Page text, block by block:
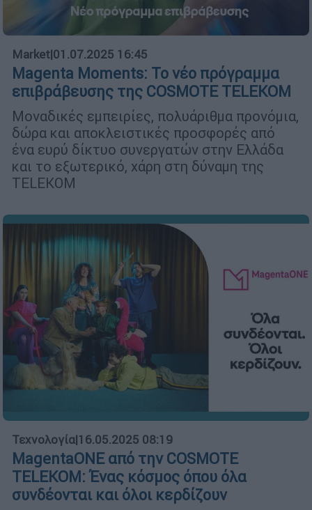
Market|01.07.2025 16:45
Magenta Moments: Το νέο πρόγραμμα
επιβράβευσης της COSMOTE TELEKOM
Μοναδικές εμπειρίες, πολυάριθμα προνόμια,
δώρα και αποκλειστικές προσφορές από
ένα ευρύ δίκτυο συνεργατών στην Ελλάδα
και το εξωτερικό, χάρη στη δύναμη της
TELEKOM
Τεχνολογία|16.05.2025 08:19
MagentaONE από την COSMOTE
TELEKOM: Ένας κόσμος όπου όλα
συνδέονται και όλοι κερδίζουν